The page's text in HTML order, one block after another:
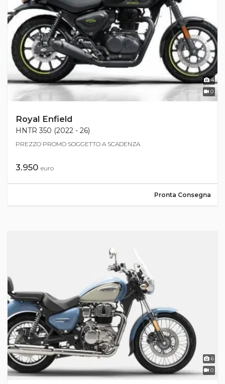
4
0
Royal Enfield
HNTR 350 (2022 - 26)
PREZZO PROMO SOGGETTO A SCADENZA
3.950 euro
Pronta Consegna
6
0